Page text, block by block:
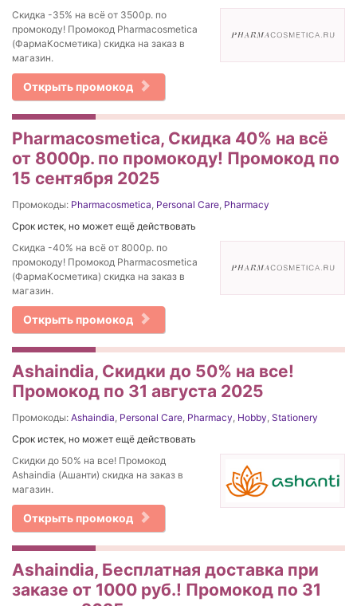
Скидка -35% на всё от 3500р. по
промокоду! Промокод Pharmacosmetica
(ФармаКосметика) скидка на заказ в
магазин.
Открыть промокод
Pharmacosmetica, Скидка 40% на всё
от 8000р. по промокоду! Промокод по
15 сентября 2025
Промокоды: Pharmacosmetica, Personal Care, Pharmacy
Срок истек, но может ещё действовать
Скидка -40% на всё от 8000р. по
промокоду! Промокод Pharmacosmetica
(ФармаКосметика) скидка на заказ в
магазин.
Открыть промокод
Ashaindia, Скидки до 50% на все!
Промокод по 31 августа 2025
Промокоды: Ashaindia, Personal Care, Pharmacy, Hobby, Stationery
Срок истек, но может ещё действовать
Скидки до 50% на все! Промокод
Ashaindia (Ашанти) скидка на заказ в
магазин.
Открыть промокод
Ashaindia, Бесплатная доставка при
заказе от 1000 руб.! Промокод по 31